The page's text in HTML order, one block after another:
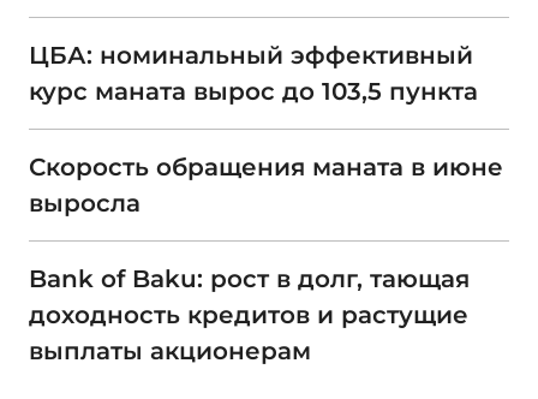
ЦБА: номинальный эффективный
курс маната вырос до 103,5 пункта
Скорость обращения маната в июне
выросла
Bank of Baku: рост в долг, тающая
доходность кредитов и растущие
выплаты акционерам